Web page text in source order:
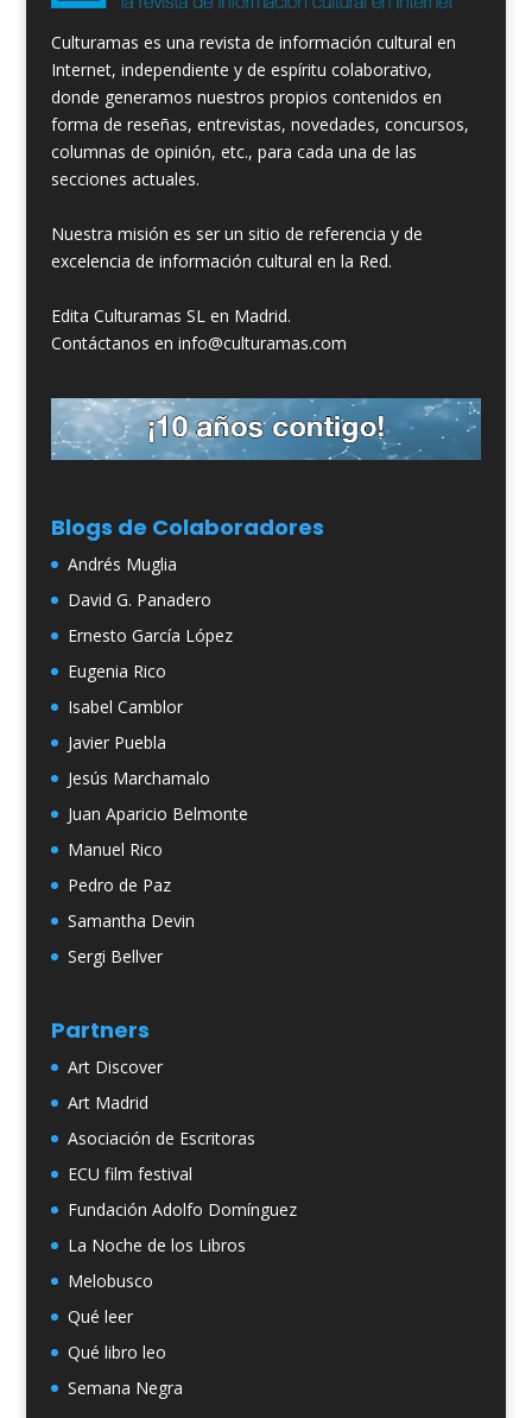
Culturamas es una revista de información cultural en
Internet, independiente y de espíritu colaborativo,
donde generamos nuestros propios contenidos en
forma de reseñas, entrevistas, novedades, concursos,
columnas de opinión, etc., para cada una de las
secciones actuales.
Nuestra misión es ser un sitio de referencia y de
excelencia de información cultural en la Red.
Edita Culturamas SL en Madrid.
Contáctanos en info@culturamas.com
Blogs de Colaboradores
Andrés Muglia
David G. Panadero
Ernesto García López
Eugenia Rico
Isabel Camblor
Javier Puebla
Jesús Marchamalo
Juan Aparicio Belmonte
Manuel Rico
Pedro de Paz
Samantha Devin
Sergi Bellver
Partners
Art Discover
Art Madrid
Asociación de Escritoras
ECU film festival
Fundación Adolfo Domínguez
La Noche de los Libros
Melobusco
Qué leer
Qué libro leo
Semana Negra